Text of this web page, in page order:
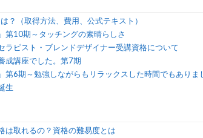
？（取得方法、費用、公式テキスト）
第10期～タッチングの素晴らしさ
ラピスト・ブレンドデザイナー受講資格について
成講座でした。第7期
第6期～勉強しながらもリラックスした時間でもありま
生
は取れるの？資格の難易度とは